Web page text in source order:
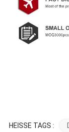
HEISSE TAGS :